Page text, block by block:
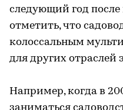
следующий год
отметить, что
колоссальным
для других отраслей
Например, когда в